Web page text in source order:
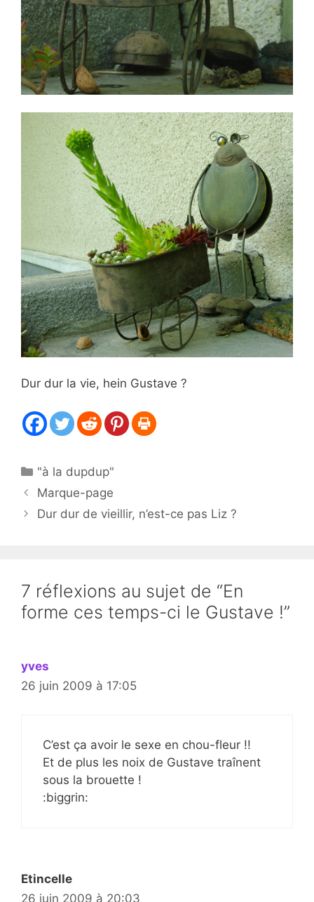
Dur dur la vie, hein Gustave ?
Catégories
"à la dupdup"
Marque-page
Dur dur de vieillir, n’est-ce pas Liz ?
7 réflexions au sujet de “En
forme ces temps-ci le Gustave !”
yves
26 juin 2009 à 17:05
C’est ça avoir le sexe en chou-fleur !!
Et de plus les noix de Gustave traînent
sous la brouette !
:biggrin:
Etincelle
26 juin 2009 à 20:03